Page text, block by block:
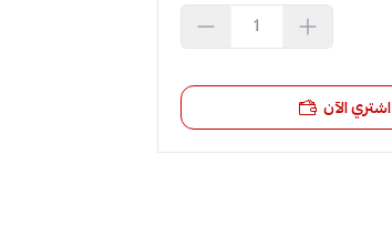
اشتري الآن